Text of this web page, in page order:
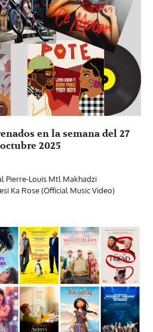
en la semana del 27
2025
Pierre-Louis Mtl Makhadzi
Ka Rose (Official Music Video)